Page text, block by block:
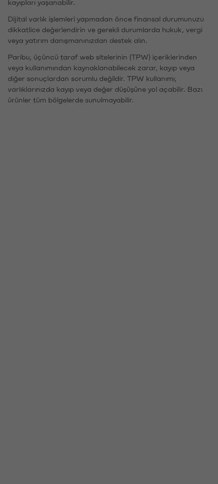
kayıpları yaşanabilir.
Dijital varlık işlemleri yapmadan önce finansal durumunuzu
dikkatlice değerlendirin ve gerekli durumlarda hukuk, vergi
veya yatırım danışmanınızdan destek alın.
Paribu, üçüncü taraf web sitelerinin (TPW) içeriklerinden
veya kullanımından kaynaklanabilecek zarar, kayıp veya
diğer sonuçlardan sorumlu değildir. TPW kullanımı,
varlıklarınızda kayıp veya değer düşüşüne yol açabilir. Bazı
ürünler tüm bölgelerde sunulmayabilir.